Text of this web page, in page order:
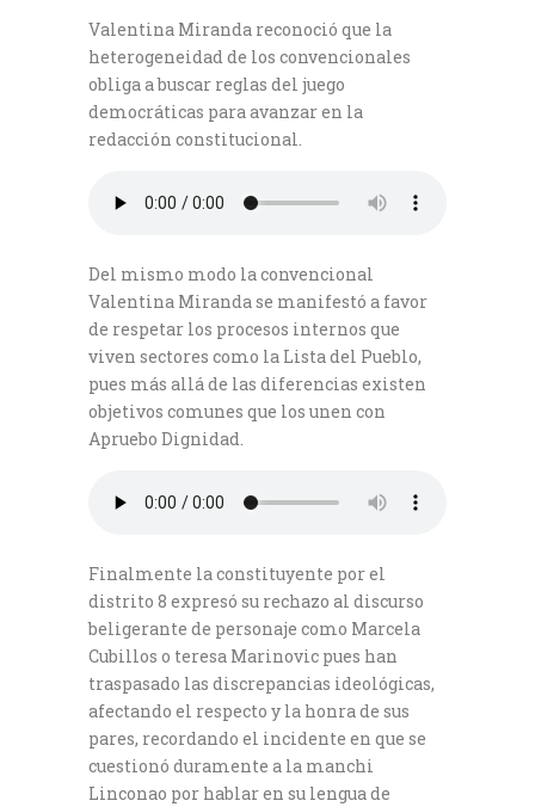
Valentina Miranda reconoció que la
heterogeneidad de los convencionales
obliga a buscar reglas del juego
democráticas para avanzar en la
redacción constitucional.
Del mismo modo la convencional
Valentina Miranda se manifestó a favor
de respetar los procesos internos que
viven sectores como la Lista del Pueblo,
pues más allá de las diferencias existen
objetivos comunes que los unen con
Apruebo Dignidad.
Finalmente la constituyente por el
distrito 8 expresó su rechazo al discurso
beligerante de personaje como Marcela
Cubillos o teresa Marinovic pues han
traspasado las discrepancias ideológicas,
afectando el respecto y la honra de sus
pares, recordando el incidente en que se
cuestionó duramente a la manchi
Linconao por hablar en su lengua de